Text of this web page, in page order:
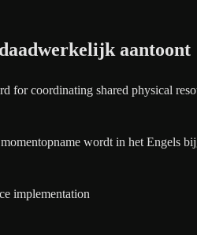
aantoont
for coordinating shared physical
wordt in het Engels
implementation